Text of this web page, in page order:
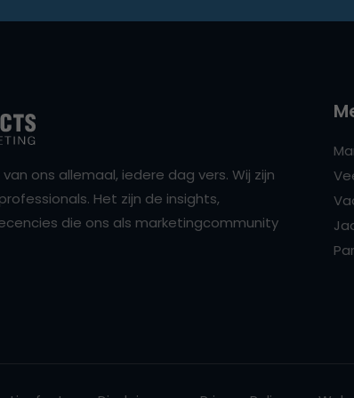
ons allemaal, iedere dag vers. Wij zijn
Het zijn de insights,
die ons als marketingcommunity